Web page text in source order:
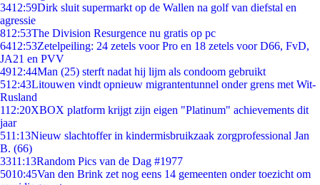
3412:59Dirk sluit supermarkt op de Wallen na golf van diefstal en
agressie
812:53The Division Resurgence nu gratis op pc
6412:53Zetelpeiling: 24 zetels voor Pro en 18 zetels voor D66, FvD,
JA21 en PVV
4912:44Man (25) sterft nadat hij lijm als condoom gebruikt
512:43Litouwen vindt opnieuw migrantentunnel onder grens met Wit-
Rusland
112:20XBOX platform krijgt zijn eigen "Platinum" achievements dit
jaar
511:13Nieuw slachtoffer in kindermisbruikzaak zorgprofessional Jan
B. (66)
3311:13Random Pics van de Dag #1977
5010:45Van den Brink zet nog eens 14 gemeenten onder toezicht om